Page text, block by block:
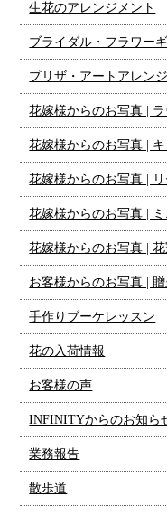
生花のアレンジメント
ブライダル・フラワー
プリザ・アートアレン
花嫁様からのお写真 |
花嫁様からのお写真 |
花嫁様からのお写真 |
花嫁様からのお写真 |
花嫁様からのお写真 |
お客様からのお写真 |
手作りブーケレッスン
花の入荷情報
お客様の声
INFINITYからのお知ら
業務報告
散歩道